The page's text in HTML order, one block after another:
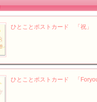
ひとことポストカード 「祝」
ひとことポストカード 「Foryou